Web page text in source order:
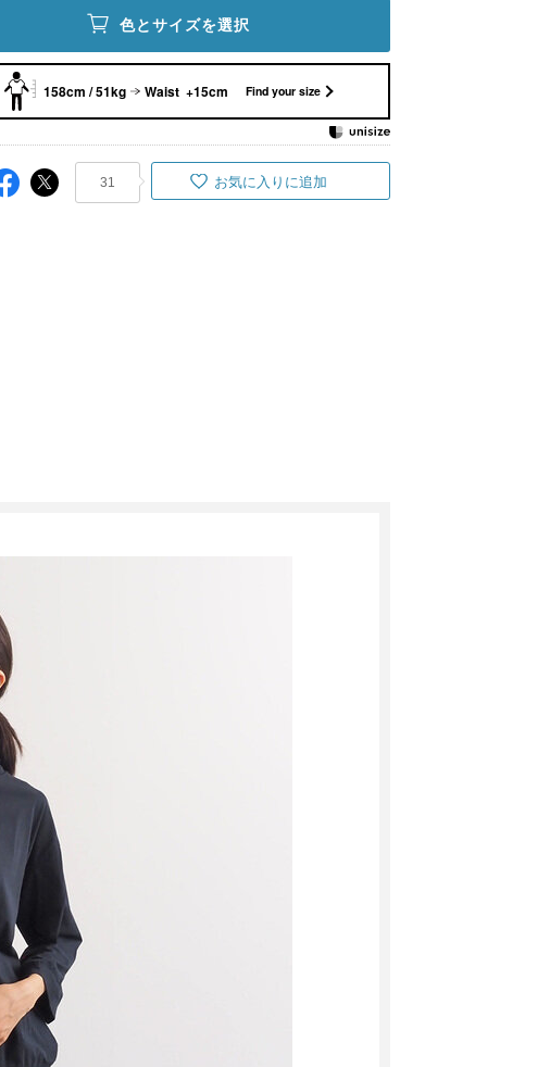
色とサイズを選択
158cm / 51kg Waist +15cm Find your size
31 お気に入りに追加